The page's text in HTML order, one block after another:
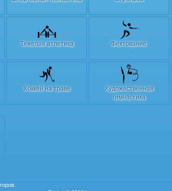
Тяжелая атлетика Фехтование
Хоккей на траве
Художественная
гимнастика